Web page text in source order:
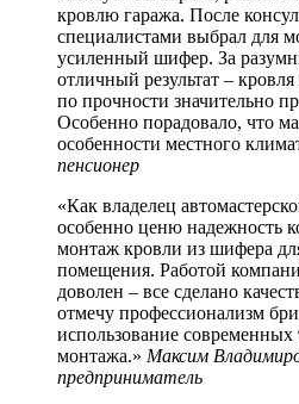
кровлю гаража. После
специалистами выбрал для
усиленный шифер. За
отличный результат –
по прочности значительно
Особенно порадовало, что
особенности местного
пенсионер
«Как владелец
особенно ценю надежность
монтаж кровли из шифера
помещения. Работой
доволен – все сделано
отмечу профессионализм
использование современных
монтажа.» Максим
предприниматель